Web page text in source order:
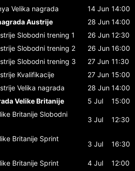
Velika nagrada 14 Jun 14:00
Austrije
28 Jun 14:00
Slobodni trening 1 26 Jun 12:30
Slobodni trening 2 26 Jun 16:00
Slobodni trening 3 27 Jun 11:30
Kvalifikacije 27 Jun 15:00
Velika nagrada 28 Jun 14:00
Velike Britanije
5 Jul
15:00
Britanije Slobodni
3 Jul 12:30
Britanije Sprint
3 Jul 16:30
Britanije Sprint 4 Jul
12:00